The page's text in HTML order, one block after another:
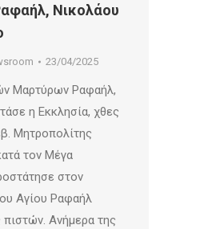
Νικολάου
23/04/2025
Μαρτύρων Ραφαήλ,
η Εκκλησία, χθες
Μητροπολίτης
τον Μέγα
στον
Αγίου Ραφαήλ
Ανήμερα της